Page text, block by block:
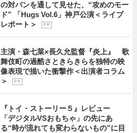
の対バンを通して見せた、“攻めのモー
ド” 「Hugs Vol.6」神戸公演＜ライブ
レポート＞
P R
主演・森七菜×長久允監督『炎上』 歌
舞伎町の過酷さときらきらを独特の映
像表現で描いた衝撃作＜出演者コラム
＞
P R
『トイ・ストーリー５』レビュー
「デジタルVSおもちゃ」の先にあ
る“時が流れても変わらないもの”に目